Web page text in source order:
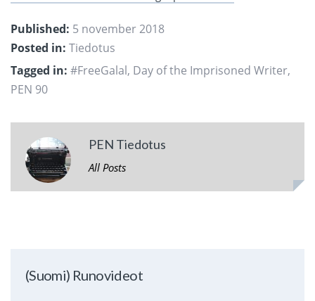
Published: 5 november 2018
Posted in: Tiedotus
Tagged in: #FreeGalal, Day of the Imprisoned Writer,
PEN 90
PEN Tiedotus
All Posts
(Suomi) Runovideot